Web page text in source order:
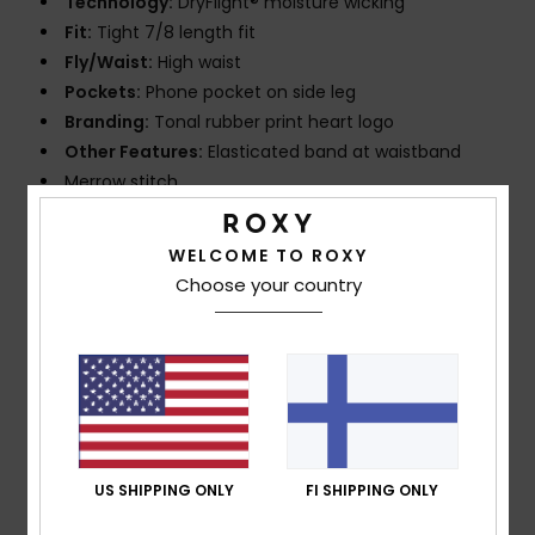
Fit: Tight 7/8 length fit
Fly/Waist: High waist
Pockets: Phone pocket on side leg
Branding: Tonal rubber print heart logo
Other Features: Elasticated band at waistband
Merrow stitch.
[Main Fabric] 88% Recycled Polyester, 12%
Shipping & Returns
Customer Reviews
WELCOME TO ROXY
Choose your country
US SHIPPING ONLY FI SHIPPING ONLY